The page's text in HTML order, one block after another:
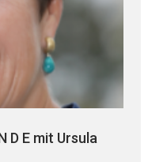
D E mit Ursula